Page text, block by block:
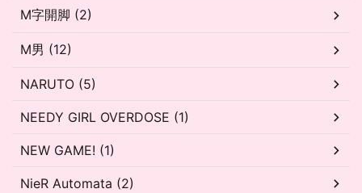
M字開脚 (2)
M男 (12)
NARUTO (5)
NEEDY GIRL OVERDOSE (1)
NEW GAME! (1)
NieR Automata (2)